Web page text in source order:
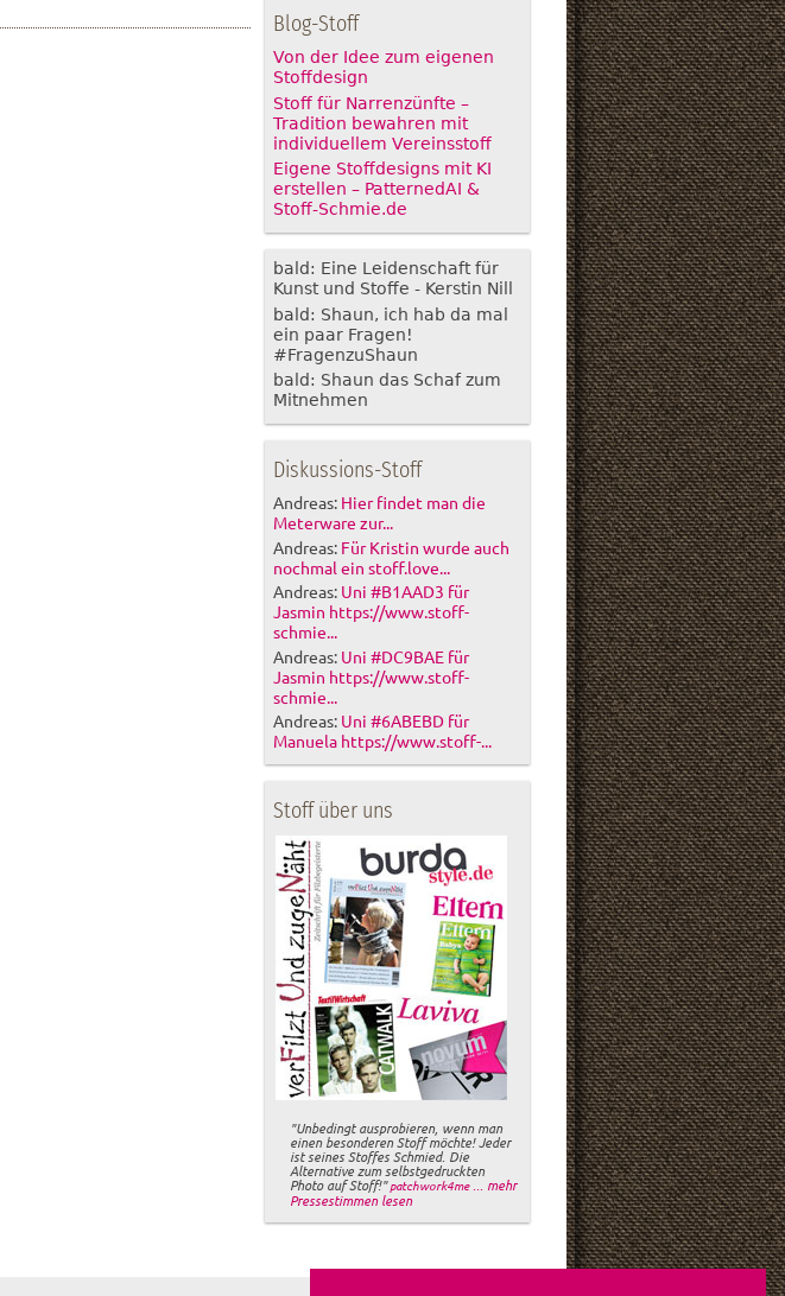
Blog-Stoff
Von der Idee zum eigenen
Stoffdesign
Stoff für Narrenzünfte –
Tradition bewahren mit
individuellem Vereinsstoff
Eigene Stoffdesigns mit KI
erstellen – PatternedAI &
Stoff-Schmie.de
bald: Eine Leidenschaft für
Kunst und Stoffe - Kerstin Nill
bald: Shaun, ich hab da mal
ein paar Fragen!
#FragenzuShaun
bald: Shaun das Schaf zum
Mitnehmen
Diskussions-Stoff
Andreas: Hier findet man die
Meterware zur...
Andreas: Für Kristin wurde auch
nochmal ein stoff.love...
Andreas: Uni #B1AAD3 für
Jasmin https://www.stoff-
schmie...
Andreas: Uni #DC9BAE für
Jasmin https://www.stoff-
schmie...
Andreas: Uni #6ABEBD für
Manuela https://www.stoff-...
Stoff über uns
"Unbedingt ausprobieren, wenn man
einen besonderen Stoff möchte! Jeder
ist seines Stoffes Schmied. Die
Alternative zum selbstgedruckten
Photo auf Stoff!"patchwork4me ... mehr
Pressestimmen lesen